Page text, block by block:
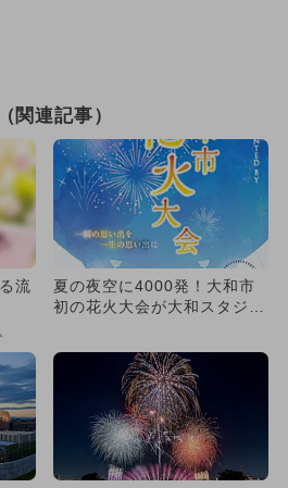
関連記事）
流
夏の夜空に4000発！大和市
初の花火大会が大和スタジア